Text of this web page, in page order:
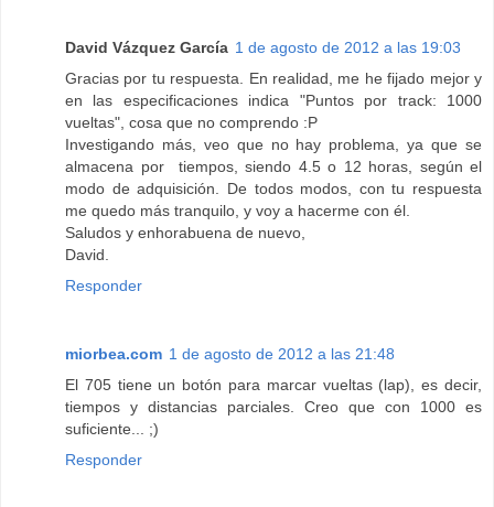
David Vázquez García 1 de agosto de 2012 a las 19:03
Gracias por tu respuesta. En realidad, me he fijado mejor y
en las especificaciones indica "Puntos por track: 1000
vueltas", cosa que no comprendo :P
Investigando más, veo que no hay problema, ya que se
almacena por tiempos, siendo 4.5 o 12 horas, según el
modo de adquisición. De todos modos, con tu respuesta
me quedo más tranquilo, y voy a hacerme con él.
Saludos y enhorabuena de nuevo,
David.
Responder
miorbea.com 1 de agosto de 2012 a las 21:48
El 705 tiene un botón para marcar vueltas (lap), es decir,
tiempos y distancias parciales. Creo que con 1000 es
suficiente... ;)
Responder